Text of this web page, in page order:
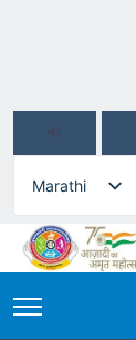
Marathi
Marathi